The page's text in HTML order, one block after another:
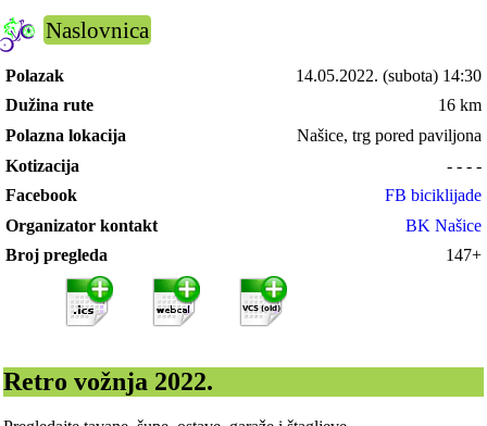
Naslovnica
Polazak 14.05.2022. (subota) 14:30
Dužina rute
16 km
Polazna lokacija
Našice, trg pored paviljona
Kotizacija
- - - -
Facebook
FB biciklijade
Organizator kontakt
BK Našice
Broj pregleda
147+
Retro vožnja 2022.